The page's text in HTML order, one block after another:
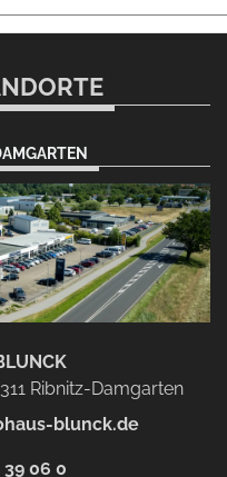
Ribnitz-Damgarten
blunck.de
06 0